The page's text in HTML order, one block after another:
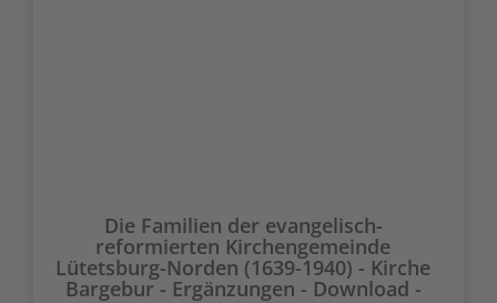
Die Familien der evangelisch-
reformierten Kirchengemeinde
Lütetsburg-Norden (1639-1940) - Kirche
Bargebur - Ergänzungen - Download -